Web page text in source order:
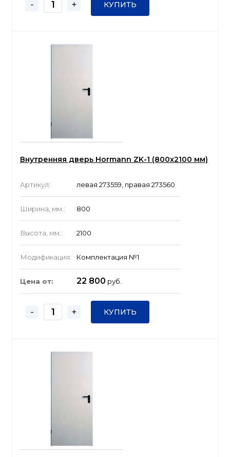
- + КУПИТЬ
Внутренняя дверь Hormann ZK-1 (800x2100 мм)
Артикул: левая 273559, правая 273560
Ширина, мм.: 800
Высота, мм.: 2100
Модификация: Комплектация №1
Цена от: 22 800 руб.
- + КУПИТЬ